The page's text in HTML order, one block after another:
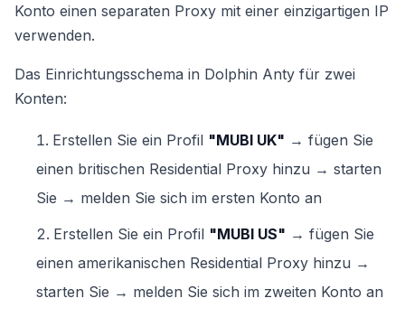
Konto einen separaten Proxy mit einer einzigartigen IP
verwenden.
Das Einrichtungsschema in Dolphin Anty für zwei
Konten:
Erstellen Sie ein Profil "MUBI UK" → fügen Sie
einen britischen Residential Proxy hinzu → starten
Sie → melden Sie sich im ersten Konto an
Erstellen Sie ein Profil "MUBI US" → fügen Sie
einen amerikanischen Residential Proxy hinzu →
starten Sie → melden Sie sich im zweiten Konto an